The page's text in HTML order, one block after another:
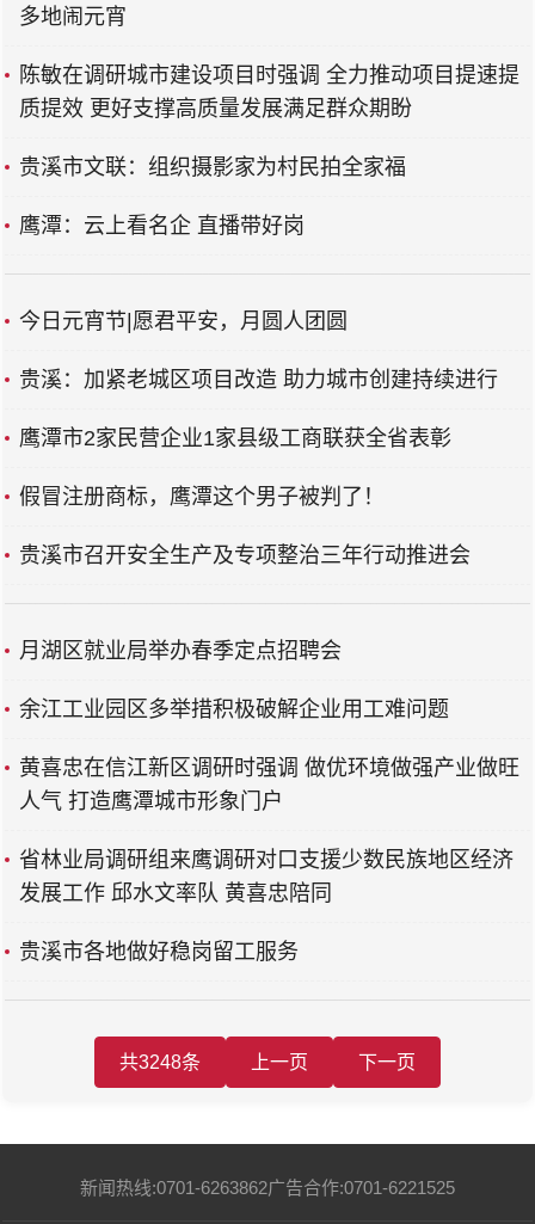
多地闹元宵
陈敏在调研城市建设项目时强调 全力推动项目提速提
质提效 更好支撑高质量发展满足群众期盼
贵溪市文联：组织摄影家为村民拍全家福
鹰潭：​云上看名企 直播带好岗
今日元宵节|愿君平安，月圆人团圆
​贵溪：加紧老城区项目改造 助力城市创建持续进行
鹰潭市2家民营企业1家县级工商联获全省表彰
假冒注册商标，鹰潭这个男子被判了！
贵溪市召开安全生产及专项整治三年行动推进会
月湖区就业局举办春季定点招聘会
余江工业园区多举措积极破解企业用工难问题
黄喜忠在信江新区调研时强调 做优环境做强产业做旺
人气 打造鹰潭城市形象门户
省林业局调研组来鹰调研对口支援少数民族地区经济
发展工作 邱水文率队 黄喜忠陪同
贵溪市各地做好稳岗留工服务
共3248条 上一页 下一页
新闻热线:0701-6263862广告合作:0701-6221525